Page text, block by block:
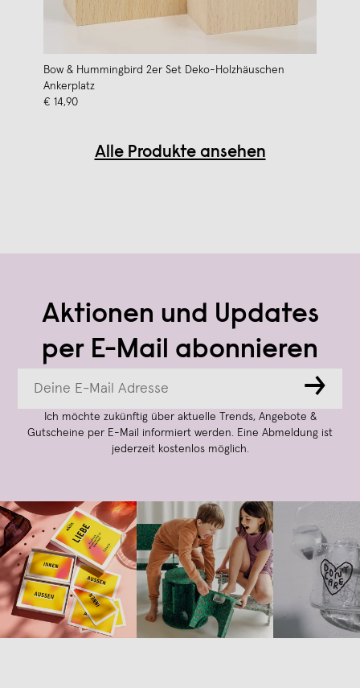
Bow & Hummingbird 2er Set Deko-Holzhäuschen
Ankerplatz
€ 14,90
Alle Produkte ansehen
Aktionen und Updates
per E-Mail abonnieren
→
Ich möchte zukünftig über aktuelle Trends, Angebote &
Gutscheine per E-Mail informiert werden. Eine Abmeldung ist
jederzeit kostenlos möglich.